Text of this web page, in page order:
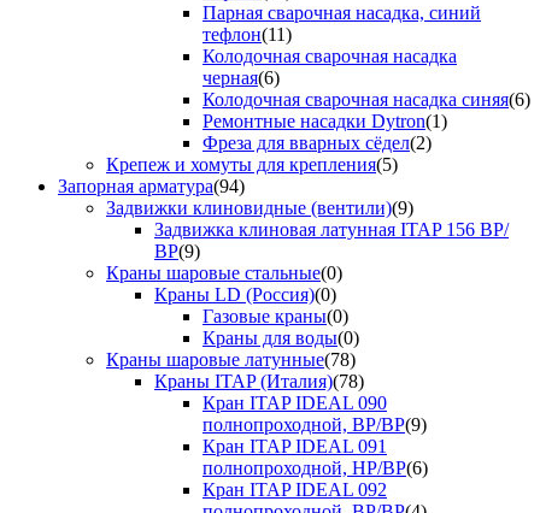
Парная сварочная насадка, синий
тефлон(11)
Колодочная сварочная насадка
черная(6)
Колодочная сварочная насадка синяя(6)
Ремонтные насадки Dytron(1)
Фреза для вварных сёдел(2)
Крепеж и хомуты для крепления(5)
Запорная арматура(94)
Задвижки клиновидные (вентили)(9)
Задвижка клиновая латунная ITAP 156 ВР/
ВР(9)
Краны шаровые стальные(0)
Краны LD (Россия)(0)
Газовые краны(0)
Краны для воды(0)
Краны шаровые латунные(78)
Краны ITAP (Италия)(78)
Кран ITAP IDEAL 090
полнопроходной, ВР/ВР(9)
Кран ITAP IDEAL 091
полнопроходной, НР/ВР(6)
Кран ITAP IDEAL 092